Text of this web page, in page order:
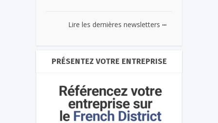
Lire les dernières newsletters ...
PRÉSENTEZ VOTRE ENTREPRISE